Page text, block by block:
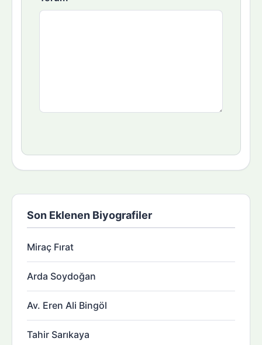
Son Eklenen Biyografiler
Miraç Fırat
Arda Soydoğan
Av. Eren Ali Bingöl
Tahir Sarıkaya